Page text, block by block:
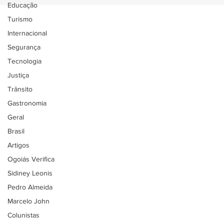
Educação
Turismo
Internacional
Segurança
Tecnologia
Justiça
Trânsito
Gastronomia
Geral
Brasil
Artigos
Ogoiás Verifica
Sidiney Leonis
Pedro Almeida
Marcelo John
Colunistas